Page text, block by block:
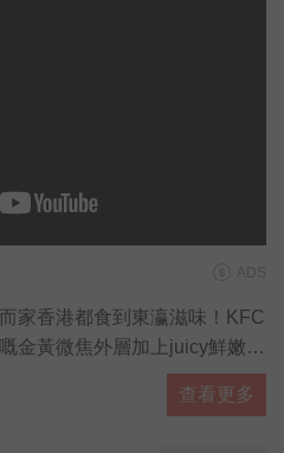
家香港都食到東瀛滋味！KFC
金黃微焦外層加上juicy鮮嫩雞
粉紅白桃梳打，配埋抹茶紅豆
有選擇，全新東瀛蕎麥麵同田
查看更多